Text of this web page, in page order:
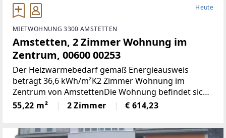
Heute
MIETWOHNUNG 3300 AMSTETTEN
Amstetten, 2 Zimmer Wohnung im
Zentrum, 00600 00253
Der Heizwärmebedarf gemäß Energieausweis
beträgt 36,6 kWh/m²K2 Zimmer Wohnung im
Zentrum von AmstettenDie Wohnung befindet sich
1. OG mit 55,22 m² Wohnnutzfläche und besteht aus
folgenden Räumen:Großzügiger Wohnraum
55,22 m² 2 Zimmer € 614,23